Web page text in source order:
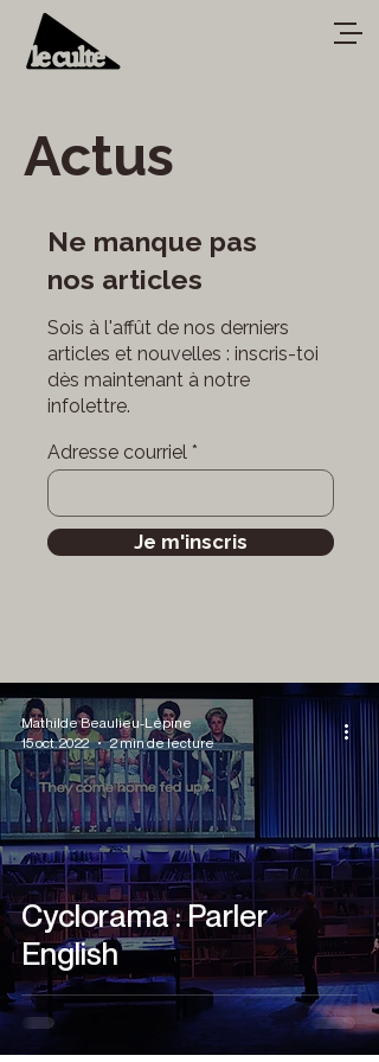
Actus
Ne manque pas
nos articles
Sois à l'affût de nos derniers
articles et nouvelles : inscris-toi
dès maintenant à notre
infolettre.
Adresse courriel
Je m'inscris
Cyclorama : Parler
English
Mathilde Beaulieu-Lépine
15 oct. 2022
2 min de lecture